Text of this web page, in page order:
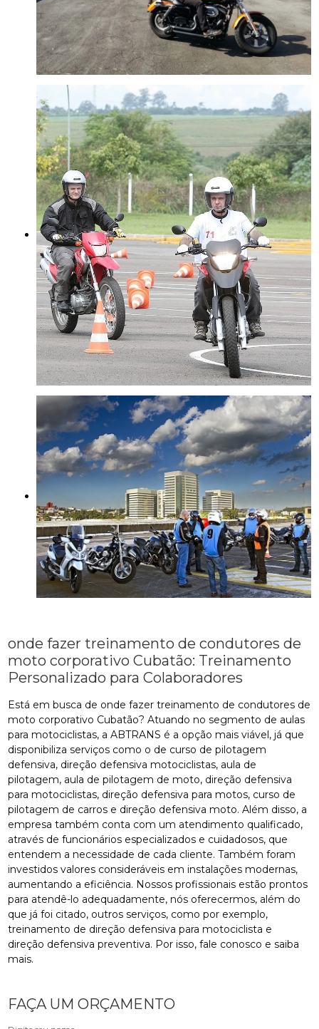
onde fazer treinamento de condutores de
moto corporativo Cubatão: Treinamento
Personalizado para Colaboradores
Está em busca de onde fazer treinamento de condutores de
moto corporativo Cubatão? Atuando no segmento de aulas
para motociclistas, a ABTRANS é a opção mais viável, já que
disponibiliza serviços como o de curso de pilotagem
defensiva, direção defensiva motociclistas, aula de
pilotagem, aula de pilotagem de moto, direção defensiva
para motociclistas, direção defensiva para motos, curso de
pilotagem de carros e direção defensiva moto. Além disso, a
empresa também conta com um atendimento qualificado,
através de funcionários especializados e cuidadosos, que
entendem a necessidade de cada cliente. Também foram
investidos valores consideráveis em instalações modernas,
aumentando a eficiência. Nossos profissionais estão prontos
para atendê-lo adequadamente, nós oferecermos, além do
que já foi citado, outros serviços, como por exemplo,
treinamento de direção defensiva para motociclista e
direção defensiva preventiva. Por isso, fale conosco e saiba
mais.
FAÇA UM ORÇAMENTO